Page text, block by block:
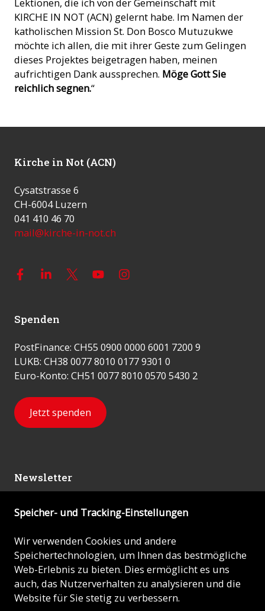
KIRCHE IN NOT (ACN) gelernt habe. Im Namen der
katholischen Mission St. Don Bosco Mutuzukwe
möchte ich allen, die mit ihrer Geste zum Gelingen
dieses Projektes beigetragen haben, meinen
aufrichtigen Dank aussprechen. Möge Gott Sie
reichlich segnen.“
Kirche in Not (ACN)
Cysatstrasse 6
CH-6004 Luzern
041 410 46 70
mail@kirche-in-not.ch
Spenden
PostFinance: CH55 0900 0000 6001 7200 9
LUKB: CH38 0077 8010 0177 9301 0
Euro-Konto: CH51 0077 8010 0570 5430 2
Jetzt spenden
Newsletter
Abonnieren
© 2026 - KIRCHE IN NOT (ACN)
Impressum
Speicher- und Tracking-Einstellungen
Wir verwenden Cookies und andere
Speichertechnologien, um Ihnen das bestmögliche
Web-Erlebnis zu bieten. Dies ermöglicht es uns
auch, das Nutzerverhalten zu analysieren und die
Website für Sie stetig zu verbessern.